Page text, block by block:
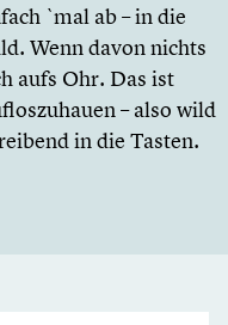
`mal ab – in die
Wenn davon nichts
aufs Ohr. Das ist
– also wild
in die Tasten.